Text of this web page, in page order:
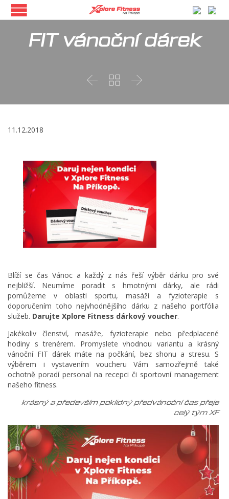
FIT vánoční dárek
  
11.12.2018
Blíží se čas Vánoc a každý z nás řeší výběr dárku pro své
nejbližší. Neumíme poradit s hmotnými dárky, ale rádi
pomůžeme v oblasti sportu, masáží a fyzioterapie s
doporučením toho nejvhodnějšího dárku z našeho portfólia
služeb. Darujte Xplore Fitness dárkový voucher.
Jakékoliv členství, masáže, fyzioterapie nebo předplacené
hodiny s trenérem. Promyslete vhodnou variantu a krásný
vánoční FIT dárek máte na počkání, bez shonu a stresu. S
výběrem i vystavením voucheru Vám samozřejmě také
ochotně poradí personal na recepci či sportovní management
našeho fitness.
krásný a především poklidný předvánoční čas přeje
celý tým XF